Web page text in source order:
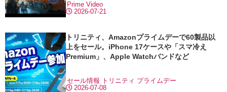
2026-07-21
Prime Video
トリニティ、Amazonプライムデーで60製品以
上をセール。iPhone 17ケースや「スマ冷え
Premium」、Apple Watchバンドなど
2026-07-08
セール情報 トリニティ プライムデー